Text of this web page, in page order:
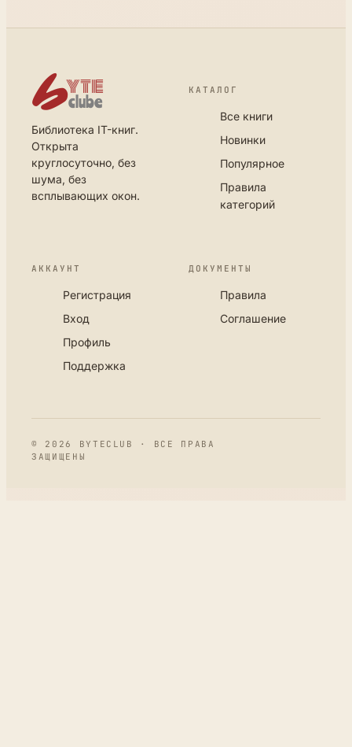
Библиотека IT-книг.
Открыта
круглосуточно, без
шума, без
всплывающих окон.
КАТАЛОГ
Все книги
Новинки
Популярное
Правила
категорий
АККАУНТ
Регистрация
Вход
Профиль
Поддержка
ДОКУМЕНТЫ
Правила
Соглашение
© 2026 BYTECLUB · ВСЕ ПРАВА
ЗАЩИЩЕНЫ